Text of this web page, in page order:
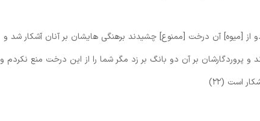
[ميوه] آن درخت [ممنوع] چشيدند برهنگى‏ هايشان بر آنان آشكار شد و
پروردگارشان بر آن دو بانگ بر زد مگر شما را از اين درخت منع نكردم و
است (۲۲)